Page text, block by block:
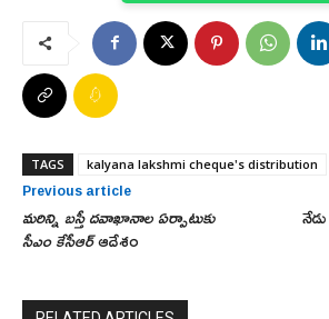
TAGS kalyana lakshmi cheque's distribution
Previous article
మరిన్ని బస్తీ దవాఖానాల ఏర్పాటుకు
సీఎం కేసీఆర్ఆదేశం